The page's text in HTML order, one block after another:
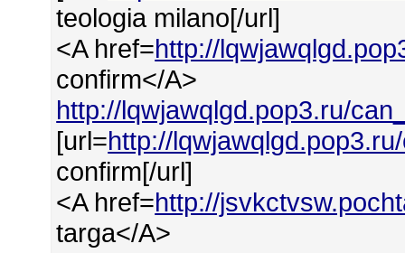
teologia milano[/url]
<A href=http://
confirm</A>
http://lqwjawqlgd.pop3.ru/
[url=http://
confirm[/url]
<A href=http://
targa</A>